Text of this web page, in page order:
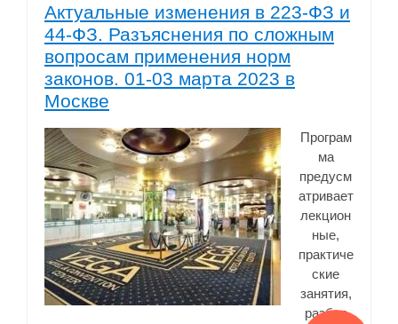
Актуальные изменения в 223-ФЗ и
44-ФЗ. Разъяснения по сложным
вопросам применения норм
законов. 01-03 марта 2023 в
Москве
Програм
ма
предусм
атривает
лекцион
ные,
практиче
ские
занятия,
разбор